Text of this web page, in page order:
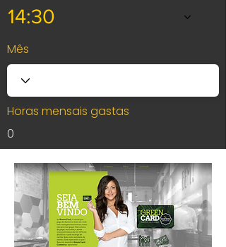
14:30
Mês
Horas mensais gastas
0